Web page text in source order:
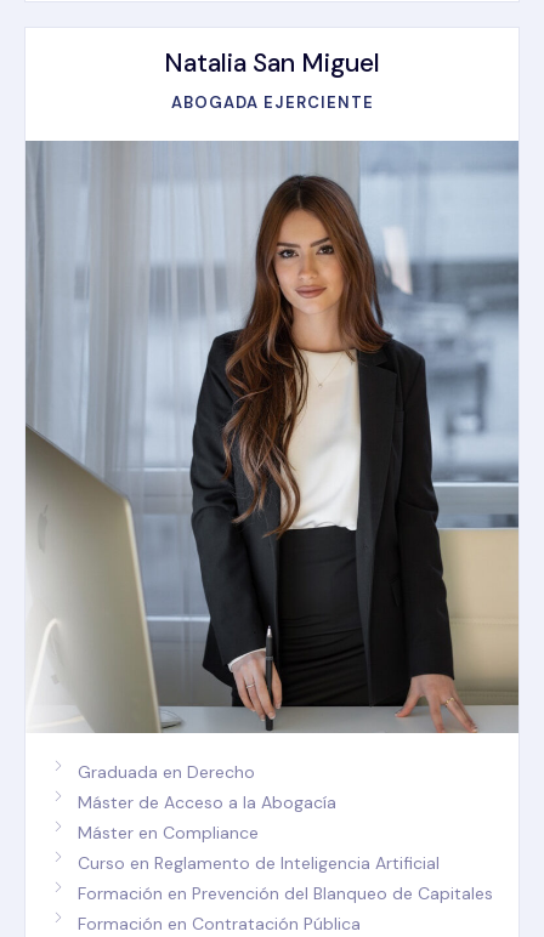
Natalia San Miguel
ABOGADA EJERCIENTE
Graduada en Derecho
Máster de Acceso a la Abogacía
Máster en Compliance
Curso en Reglamento de Inteligencia Artificial
Formación en Prevención del Blanqueo de Capitales
Formación en Contratación Pública